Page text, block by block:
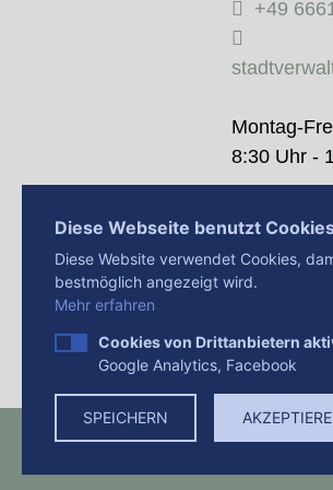
+49
Montag-
8:30 Uhr -
Donnerstag:
14:00 Uhr
Diese Webseite benutzt
Diese Website verwendet Cookies,
bestmöglich angezeigt wird.
Mehr erfahren
Cookies von Drittanbietern
Google Analytics, Facebook
SPEICHERN